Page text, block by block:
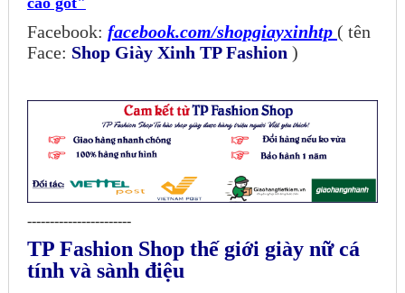
Facebook: facebook.com/shopgiayxinhtp ( tên
Face: Shop Giày Xinh TP Fashion )
-----------------------
TP Fashion Shop thế giới giày nữ cá
tính và sành điệu